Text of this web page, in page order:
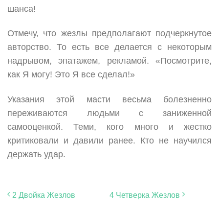
шанса!
Отмечу, что жезлы предполагают подчеркнутое
авторство. То есть все делается с некоторым
надрывом, эпатажем, рекламой. «Посмотрите,
как Я могу! Это Я все сделал!»
Указания этой масти весьма болезненно
переживаются людьми с заниженной
самооценкой. Теми, кого много и жестко
критиковали и давили ранее. Кто не научился
держать удар.
2 Двойка Жезлов 4 Четверка Жезлов